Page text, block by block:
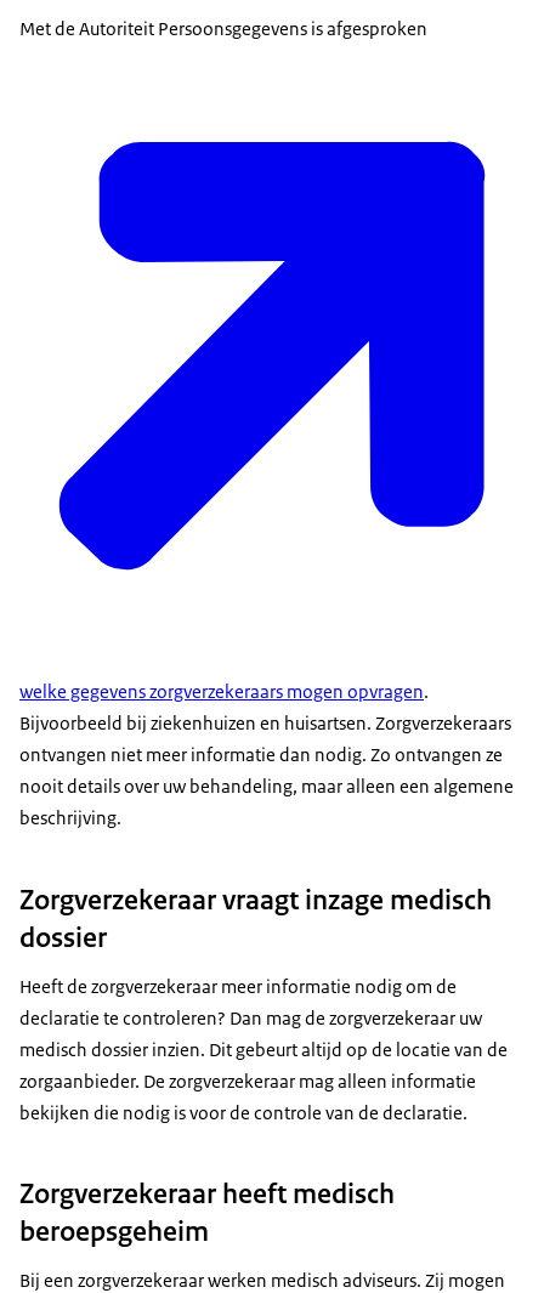
Met de Autoriteit Persoonsgegevens is afgesproken
welke gegevens zorgverzekeraars mogen opvragen.
Bijvoorbeeld bij ziekenhuizen en huisartsen. Zorgverzekeraars
ontvangen niet meer informatie dan nodig. Zo ontvangen ze
nooit details over uw behandeling, maar alleen een algemene
beschrijving.
Zorgverzekeraar vraagt inzage medisch
dossier
Heeft de zorgverzekeraar meer informatie nodig om de
declaratie te controleren? Dan mag de zorgverzekeraar uw
medisch dossier inzien. Dit gebeurt altijd op de locatie van de
zorgaanbieder. De zorgverzekeraar mag alleen informatie
bekijken die nodig is voor de controle van de declaratie.
Zorgverzekeraar heeft medisch
beroepsgeheim
Bij een zorgverzekeraar werken medisch adviseurs. Zij mogen